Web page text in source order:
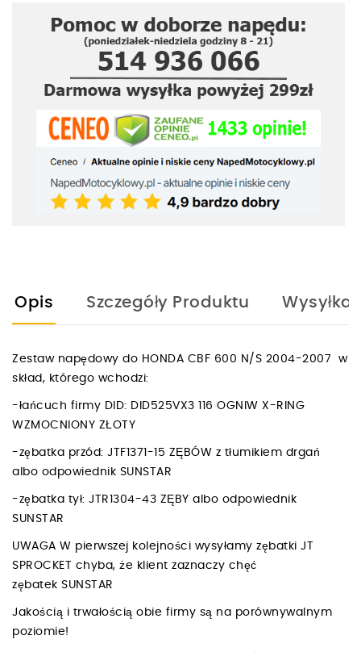
Opis Szczegóły Produktu Wysyłka
Zestaw napędowy do HONDA CBF 600 N/S 2004-2007 w
skład, którego wchodzi:
-łańcuch firmy DID: DID525VX3 116 OGNIW X-RING
WZMOCNIONY ZŁOTY
-zębatka przód: JTF1371-15 ZĘBÓW z tłumikiem drgań
albo odpowiednik SUNSTAR
-zębatka tył: JTR1304-43 ZĘBY albo odpowiednik
SUNSTAR
UWAGA W pierwszej kolejności wysyłamy zębatki JT
SPROCKET chyba, że klient zaznaczy chęć
zębatek SUNSTAR
Jakością i trwałością obie firmy są na porównywalnym
poziomie!